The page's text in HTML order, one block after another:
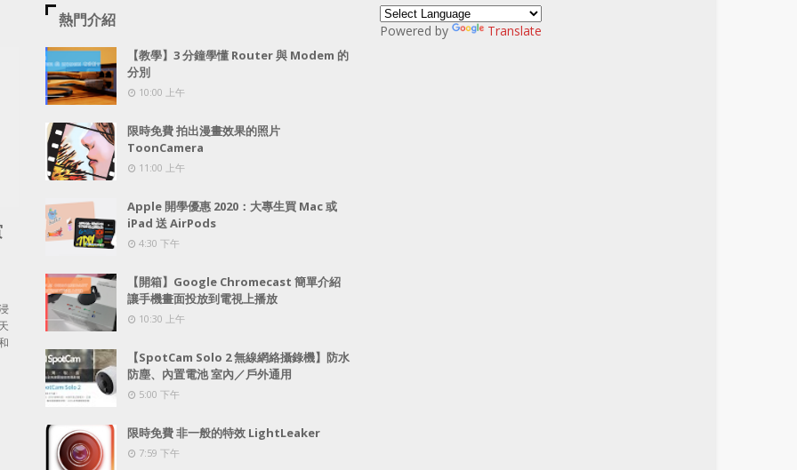
熱門介紹
【教學】3 分鐘學懂 Router 與 Modem 的
分別
10:00 上午
限時免費 拍出漫畫效果的照片
ToonCamera
11:00 上午
Apple 開學優惠 2020：大專生買 Mac 或
iPad 送 AirPods
4:30 下午
【開箱】Google Chromecast 簡單介紹
讓手機畫面投放到電視上播放
10:30 上午
【SpotCam Solo 2 無線網絡攝錄機】防水
防塵、內置電池 室內／戶外通用
5:00 下午
限時免費 非一般的特效 LightLeaker
7:59 下午
Powered by Translate